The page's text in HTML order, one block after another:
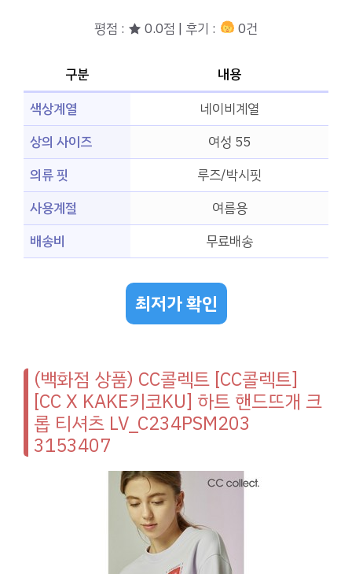
평점 : ★ 0.0점 | 후기 : 0건
구분
내용
색상계열
네이비계열
상의 사이즈
여성 55
의류 핏
루즈/박시핏
사용계절
여름용
배송비
무료배송
최저가 확인
(백화점 상품) CC콜렉트 [CC콜렉트]
[CC X KAKE키코KU] 하트 핸드뜨개 크
롭 티셔츠 LV_C234PSM203
3153407